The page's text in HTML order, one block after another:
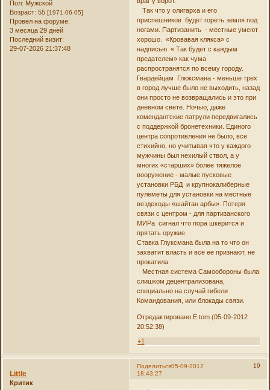
Пол: Мужской
Возраст: 55[1971-06-05]
Провел на форуме:
3 месяца 29 дней
Последний визит:
29-07-2026 21:37:48
Так что у олигарха и его
приспешников будет гореть земля под
ногами. Партизанить - местные умеют
хорошо. «Кровавая клякса» с
надписью « Так будет с каждым
предателем» как чума
распространятся по всему городу.
Гвардейцам Глюксмана - меньше трех
в город лучше было не выходить, назад
они просто не возвращались и это при
дневном свете. Ночью, даже
комендантские патрули передвигались
с поддержкой бронетехники. Единого
центра сопротивления не было, все
стихийно, но учитывая что у каждого
мужчины был нехилый ствол, а у
многих «старших» более тяжелое
вооружение - малые пусковые
установки РБД и крупнокалиберные
пулеметы для установки на местные
вездеходы «шайтан арбы». Потеря
связи с центром - для партизанского
МИРа сигнал что пора шкерится и
прятать оружие.
Ставка Глуксмана была на то что он
захватит власть и все ее признают, не
прокатила.
Местная система Самообороны была
слишком децентрализована,
специально на случай гибели
Командования, или блокады связи.
Отредактировано E.tom (05-09-2012
20:52:38)
+1
Поделиться 19
05-09-2012
18:43:27
Little
Критик